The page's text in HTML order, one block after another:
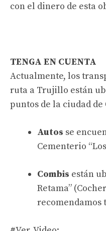
con el dinero de esta
TENGA EN CUENTA
Actualmente, los
ruta a Trujillo están
puntos de la ciudad de
Autos se
Cementerio
Combis están
Retama”
recomendamos